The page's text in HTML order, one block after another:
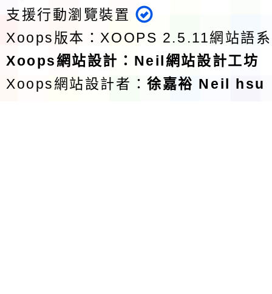
支援行動瀏覽裝置
Xoops版本：XOOPS 2.5.11網站語
Xoops網站設計 ： Neil網站設計工坊
Xoops網站設計者：徐嘉裕 Neil hsu